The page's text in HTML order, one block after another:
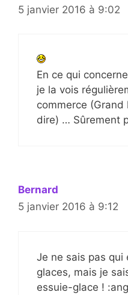
5 janvier 2016 à 9:02
En ce qui
je la vois
commerce
dire) … Sûrement
Bernard
5 janvier 2016 à 9:12
Je ne sais pas qui
glaces, mais je
essuie-glace !